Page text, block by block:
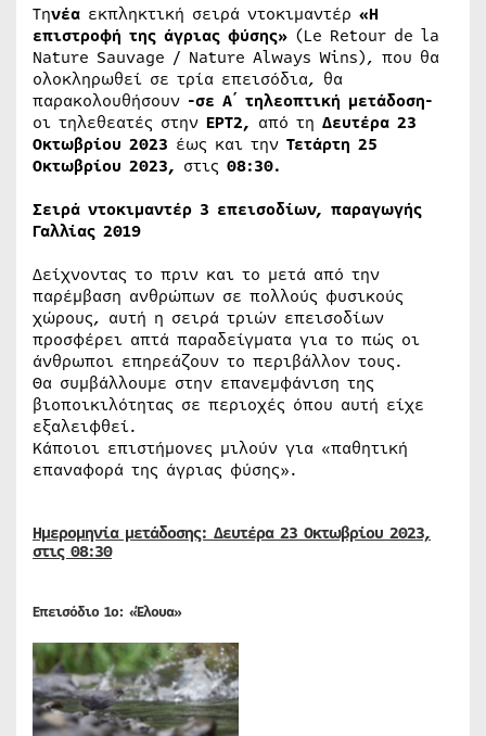
Τηνέα εκπληκτική σειρά ντοκιμαντέρ «Η
επιστροφή της άγριας φύσης» (Le Retour de la
Nature Sauvage / Nature Always Wins), που θα
ολοκληρωθεί σε τρία επεισόδια, θα
παρακολουθήσουν -σε Α΄ τηλεοπτική μετάδοση-
οι τηλεθεατές στην ΕΡΤ2, από τη Δευτέρα 23
Οκτωβρίου 2023 έως και την Τετάρτη 25
Οκτωβρίου 2023, στις 08:30.
Σειρά ντοκιμαντέρ 3 επεισοδίων, παραγωγής
Γαλλίας 2019
Δείχνοντας το πριν και το μετά από την
παρέμβαση ανθρώπων σε πολλούς φυσικούς
χώρους, αυτή η σειρά τριών επεισοδίων
προσφέρει απτά παραδείγματα για το πώς οι
άνθρωποι επηρεάζουν το περιβάλλον τους.
Θα συμβάλλουμε στην επανεμφάνιση της
βιοποικιλότητας σε περιοχές όπου αυτή είχε
εξαλειφθεί.
Κάποιοι επιστήμονες μιλούν για «παθητική
επαναφορά της άγριας φύσης».
Ημερομηνία μετάδοσης: Δευτέρα 23 Οκτωβρίου 2023,
στις 08:30
Eπεισόδιο1ο: «Έλουα»